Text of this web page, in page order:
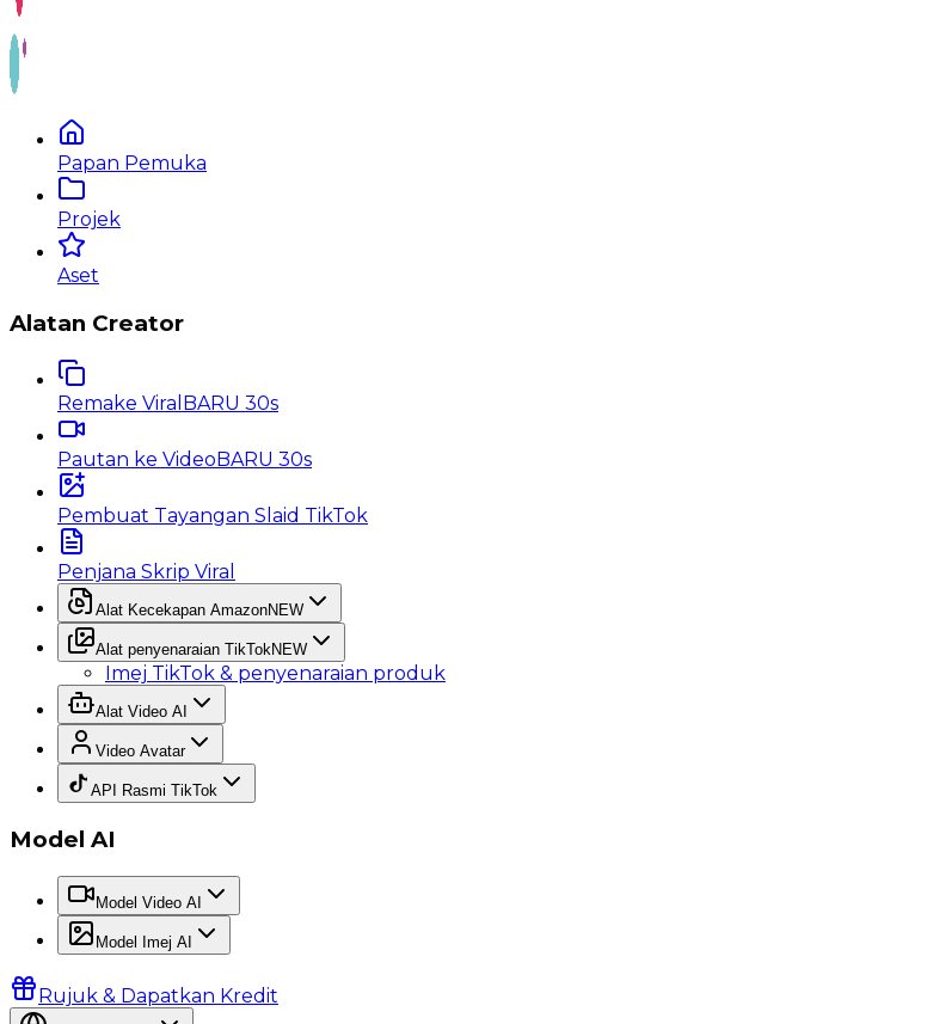
Papan Pemuka
Projek
Aset
Alatan Creator
Remake Viral BARU 30s
Pautan ke Video BARU 30s
Pembuat Tayangan Slaid TikTok
Penjana Skrip Viral
Alat Kecekapan AmazonNEW
Alat penyenaraian TikTokNEW
Imej TikTok & penyenaraian produk
Alat Video AI
Video Avatar
API Rasmi TikTok
Model AI
Model Video AI
Model Imej AI
Rujuk & Dapatkan Kredit